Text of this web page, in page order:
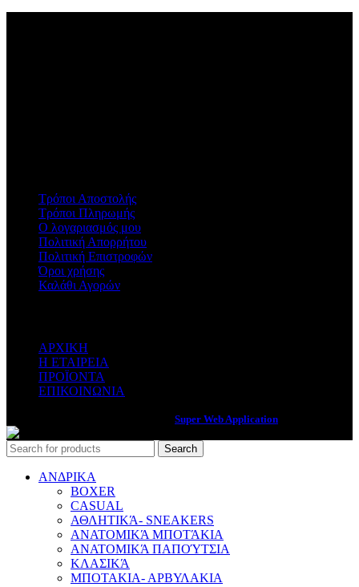
Τρόποι Αποστολής
Τρόποι Πληρωμής
Ο λογαριασμός μου
Πολιτική Απορρήτου
Πολιτική Επιστροφών
Όροι χρήσης
Καλάθι Αγορών
ΑΡΧΙΚΗ
Η ΕΤΑΙΡΕΙΑ
ΠΡΟΪΟΝΤΑ
ΕΠΙΚΟΙΝΩΝΙΑ
Super Web Application
Search
ΑΝΔΡΙΚΑ
BOXER
CASUAL
ΑΘΛΗΤΙΚΆ- SNEAKERS
ΑΝΑΤΟΜΙΚΆ ΜΠΟΤΆΚΙΑ
ΑΝΑΤΟΜΙΚΆ ΠΑΠΟΎΤΣΙΑ
ΚΛΑΣΙΚΆ
ΜΠΟΤΑΚΙΑ- ΑΡΒΥΛΑΚΙΑ